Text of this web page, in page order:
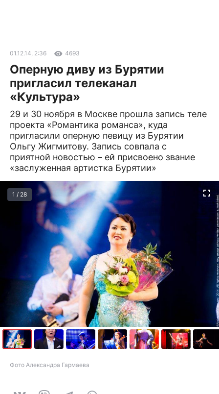
01.12.14, 2:36 4693
Оперную диву из Бурятии
пригласил телеканал
«Культура»
29 и 30 ноября в Москве прошла запись теле
проекта «Романтика романса», куда
пригласили оперную певицу из Бурятии
Ольгу Жигмитову. Запись совпала с
приятной новостью – ей присвоено звание
«заслуженная артистка Бурятии»
1 / 28
Фото Александра Гармаева